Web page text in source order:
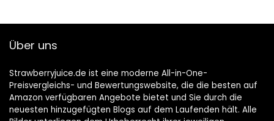
Über uns
Strawberryjuice.de ist eine moderne All-in-One-
Preisvergleichs- und Bewertungswebsite, die die besten auf
Amazon verfügbaren Angebote bietet und Sie durch die
neuesten hinzugefügten Blogs auf dem Laufenden hält. Alle